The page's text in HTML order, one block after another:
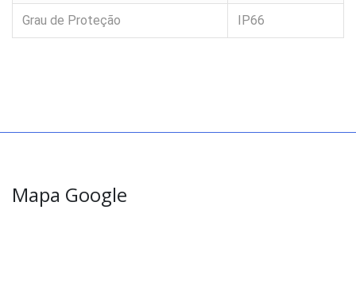
Grau de Proteção IP66
Mapa Google
Célula
de
3t
a